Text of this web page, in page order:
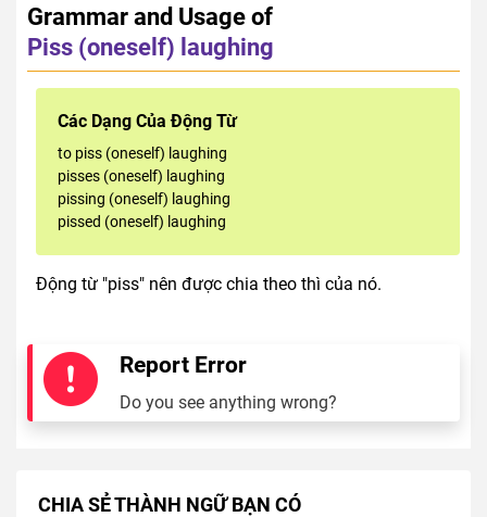
Grammar and Usage of
Piss (oneself) laughing
Các Dạng Của Động Từ
to piss (oneself) laughing
pisses (oneself) laughing
pissing (oneself) laughing
pissed (oneself) laughing
Động từ "piss" nên được chia theo thì của nó.
Report Error
Do you see anything wrong?
CHIA SẺ THÀNH NGỮ BẠN CÓ